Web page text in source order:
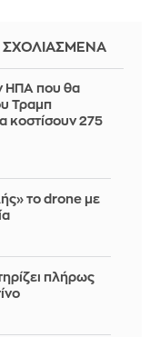
ΣΧΟΛΙΑΣΜΕΝΑ
ΗΠΑ που θα
Τραμπ
κοστίσουν 275
το drone με
πλήρως